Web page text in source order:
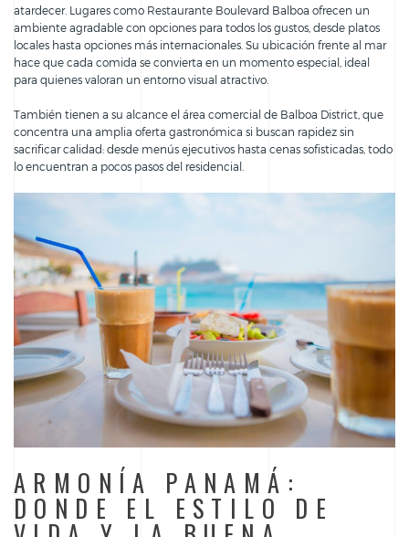
atardecer. Lugares como Restaurante Boulevard Balboa ofrecen un
ambiente agradable con opciones para todos los gustos, desde platos
locales hasta opciones más internacionales. Su ubicación frente al mar
hace que cada comida se convierta en un momento especial, ideal
para quienes valoran un entorno visual atractivo.
También tienen a su alcance el área comercial de Balboa District, que
concentra una amplia oferta gastronómica si buscan rapidez sin
sacrificar calidad: desde menús ejecutivos hasta cenas sofisticadas, todo
lo encuentran a pocos pasos del residencial.
ARMONÍA PANAMÁ:
DONDE EL ESTILO DE